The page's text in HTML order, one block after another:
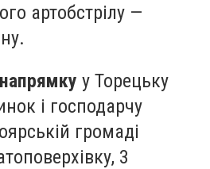
артобстрілу —
у Торецьку
і господарчу
громаді
3